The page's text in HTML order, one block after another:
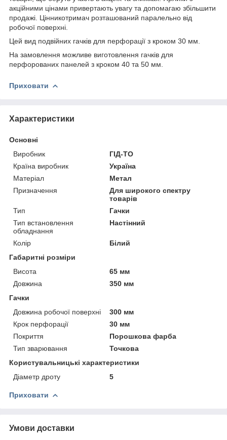
акційними цінами привертають увагу та допомагаю збільшити
продажі. Цінникотримач розташований паралельно від
робочої поверхні.
Цей вид подвійних гачків для перфорації з кроком 30 мм.
На замовлення можливе виготовлення гачків для
перфорованих панелей з кроком 40 та 50 мм.
Приховати
Характеристики
Основні
Виробник
ГІД-ТО
Країна виробник
Україна
Матеріал
Метал
Призначення
Для широкого спектру
товарів
Тип
Гачки
Тип встановлення
обладнання
Настінний
Колір
Білий
Габаритні розміри
Висота
65 мм
Довжина
350 мм
Гачки
Довжина робочої поверхні
300 мм
Крок перфорації
30 мм
Покриття
Порошкова фарба
Тип зварювання
Точкова
Користувальницькі характеристики
Діаметр дроту
5
Приховати
Умови доставки